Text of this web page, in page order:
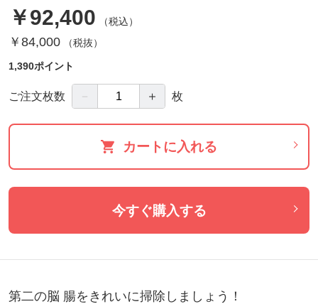
￥92,400 （税込）
￥84,000（税抜）
1,390ポイント
ご注文枚数 － ＋ 枚
カートに入れる
今すぐ購入する
第二の脳 腸をきれいに掃除しましょう！